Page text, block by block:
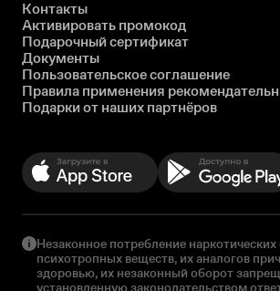
Контакты
Активировать промокод
Подарочный сертификат
Документы
Пользовательское соглашение
Правила применения
Подарки от наших партнёров
Незаконное потребление наркотических
психотропных веществ, их аналогов
здоровью, их незаконный оборот
установленную законодательством